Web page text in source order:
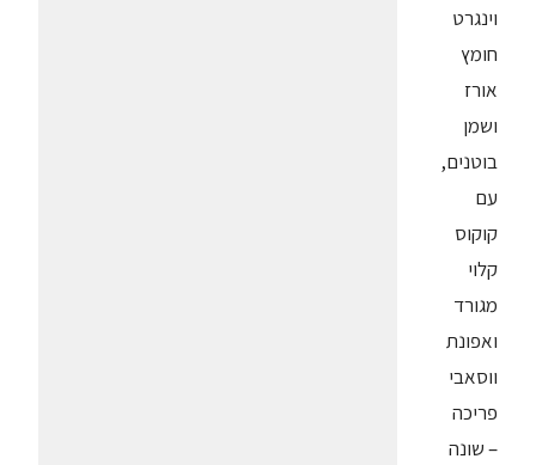
וינגרט
חומץ
אורז
ושמן
בוטנים,
עם
קוקוס
קלוי
מגורד
ואפונת
ווסאבי
פריכה
– שונה